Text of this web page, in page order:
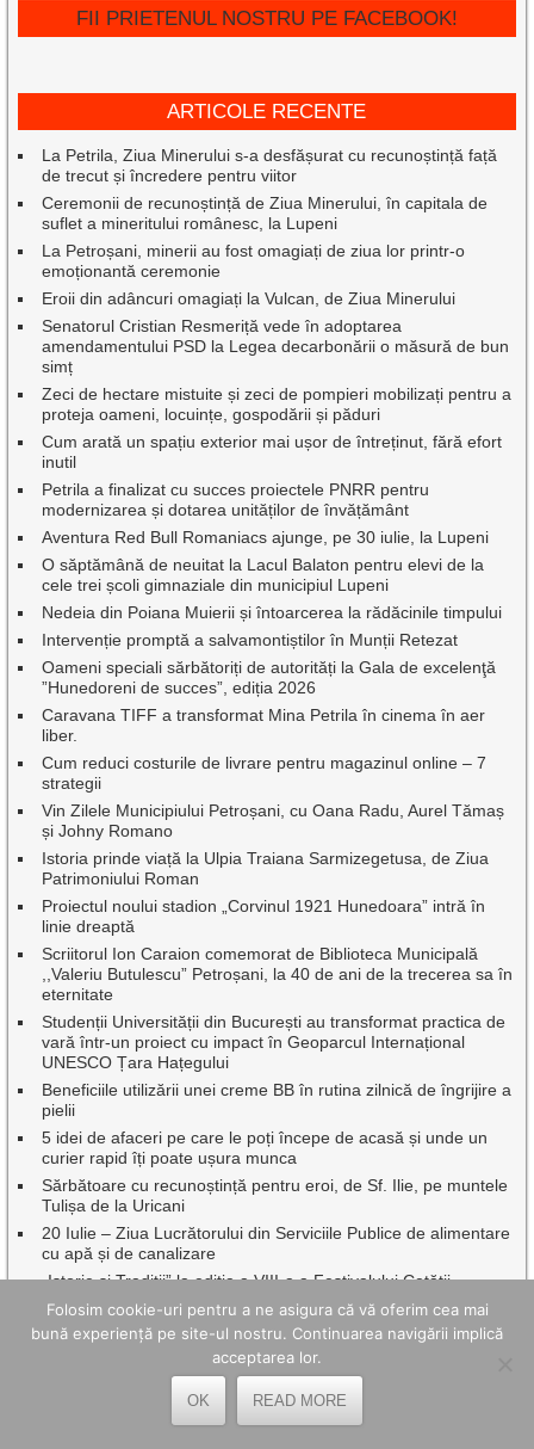
FII PRIETENUL NOSTRU PE FACEBOOK!
ARTICOLE RECENTE
La Petrila, Ziua Minerului s-a desfășurat cu recunoștință față
de trecut și încredere pentru viitor
Ceremonii de recunoștință de Ziua Minerului, în capitala de
suflet a mineritului românesc, la Lupeni
La Petroșani, minerii au fost omagiați de ziua lor printr-o
emoționantă ceremonie
Eroii din adâncuri omagiați la Vulcan, de Ziua Minerului
Senatorul Cristian Resmeriță vede în adoptarea
amendamentului PSD la Legea decarbonării o măsură de bun
simț
Zeci de hectare mistuite și zeci de pompieri mobilizați pentru a
proteja oameni, locuințe, gospodării și păduri
Cum arată un spațiu exterior mai ușor de întreținut, fără efort
inutil
Petrila a finalizat cu succes proiectele PNRR pentru
modernizarea și dotarea unităților de învățământ
Aventura Red Bull Romaniacs ajunge, pe 30 iulie, la Lupeni
O săptămână de neuitat la Lacul Balaton pentru elevi de la
cele trei școli gimnaziale din municipiul Lupeni
Nedeia din Poiana Muierii și întoarcerea la rădăcinile timpului
Intervenție promptă a salvamontiștilor în Munții Retezat
Oameni speciali sărbătoriți de autorități la Gala de excelenţă
”Hunedoreni de succes”, ediția 2026
Caravana TIFF a transformat Mina Petrila în cinema în aer
liber.
Cum reduci costurile de livrare pentru magazinul online – 7
strategii
Vin Zilele Municipiului Petroșani, cu Oana Radu, Aurel Tămaș
și Johny Romano
Istoria prinde viață la Ulpia Traiana Sarmizegetusa, de Ziua
Patrimoniului Roman
Proiectul noului stadion „Corvinul 1921 Hunedoara” intră în
linie dreaptă
Scriitorul Ion Caraion comemorat de Biblioteca Municipală
,,Valeriu Butulescu” Petroșani, la 40 de ani de la trecerea sa în
eternitate
Studenții Universității din București au transformat practica de
vară într-un proiect cu impact în Geoparcul Internațional
UNESCO Țara Hațegului
Beneficiile utilizării unei creme BB în rutina zilnică de îngrijire a
pielii
5 idei de afaceri pe care le poți începe de acasă și unde un
curier rapid îți poate ușura munca
Sărbătoare cu recunoștință pentru eroi, de Sf. Ilie, pe muntele
Tulișa de la Uricani
20 Iulie – Ziua Lucrătorului din Serviciile Publice de alimentare
cu apă și de canalizare
„Istorie și Tradiții” la ediția a VIII-a a Festivalului Cetății
Mălăiești
Patrimoniul fără frontiere la Ulpia Traiana Sarmizegetusa
Zece bursieri ai Academiei Române în tabăra de vară din Țara
Green Line Valea Jiului: Toleranță zero față de amenințări,
intimidări și comportamente agresive în transportul public
Folosim cookie-uri pentru a ne asigura că vă oferim cea mai
bună experiență pe site-ul nostru. Continuarea navigării implică
acceptarea lor.
OK READ MORE